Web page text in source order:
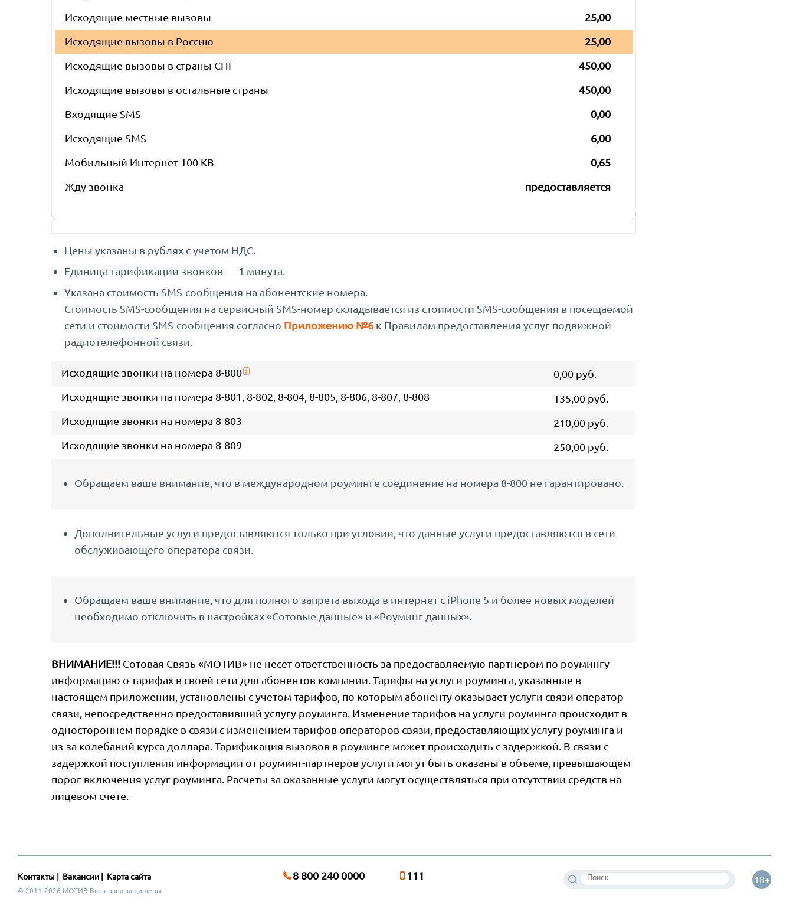
Исходящие местные вызовы 25,00
Исходящие вызовы в Россию 25,00
Исходящие вызовы в страны СНГ 450,00
Исходящие вызовы в остальные страны 450,00
Входящие SMS 0,00
Исходящие SMS 6,00
Мобильный Интернет 100 KB 0,65
Жду звонка предоставляется
Цены указаны в рублях с учетом НДС.
Единица тарификации звонков — 1 минута.
Указана стоимость SMS-сообщения на абонентские номера.
Стоимость SMS-сообщения на сервисный SMS-номер складывается из стоимости SMS-сообщения в посещаемой
сети и стоимости SMS-сообщения согласно Приложению №6 к Правилам предоставления услуг подвижной
радиотелефонной связи.
Исходящие звонки на номера 8-800
0,00 руб.
Исходящие звонки на номера 8-801, 8-802, 8-804, 8-805, 8-806, 8-807, 8-808
135,00 руб.
Исходящие звонки на номера 8-803
210,00 руб.
Исходящие звонки на номера 8-809
250,00 руб.
Обращаем ваше внимание, что в международном роуминге соединение на номера 8-800 не гарантировано.
Дополнительные услуги предоставляются только при условии, что данные услуги предоставляются в сети
обслуживающего оператора связи.
Обращаем ваше внимание, что для полного запрета выхода в интернет с iPhone 5 и более новых моделей
необходимо отключить в настройках «Сотовые данные» и «Роуминг данных».
ВНИМАНИЕ!!! Сотовая Связь «МОТИВ» не несет ответственность за предоставляемую партнером по роумингу
информацию о тарифах в своей сети для абонентов компании. Тарифы на услуги роуминга, указанные в
настоящем приложении, установлены с учетом тарифов, по которым абоненту оказывает услуги связи оператор
связи, непосредственно предоставивший услугу роуминга. Изменение тарифов на услуги роуминга происходит в
одностороннем порядке в связи с изменением тарифов операторов связи, предоставляющих услугу роуминга и
из-за колебаний курса доллара. Тарификация вызовов в роуминге может происходить с задержкой. В связи с
задержкой поступления информации от роуминг-партнеров услуги могут быть оказаны в объеме, превышающем
порог включения услуг роуминга. Расчеты за оказанные услуги могут осуществляться при отсутствии средств на
лицевом счете.
Контакты Вакансии Карта сайта 8 800 240 0000 111 18+
© 2011-2026 МОТИВ.Все права защищены